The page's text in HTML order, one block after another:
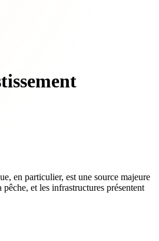
en particulier, est une source majeure
et les infrastructures présentent